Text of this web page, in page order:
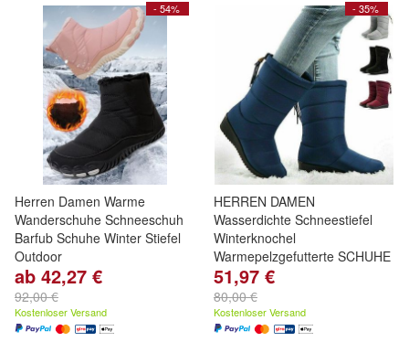
- 54%
Herren Damen Warme
Wanderschuhe Schneeschuh
Barfub Schuhe Winter Stiefel
Outdoor
ab 42,27 €
92,00 €
Kostenloser Versand
- 35%
HERREN DAMEN
Wasserdichte Schneestiefel
Winterknochel
Warmepelzgefutterte SCHUHE
51,97 €
80,00 €
Kostenloser Versand